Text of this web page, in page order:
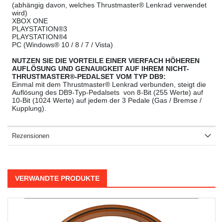
(abhängig davon, welches Thrustmaster® Lenkrad verwendet
wird)
XBOX ONE
PLAYSTATION®3
PLAYSTATION®4
PC (Windows® 10 / 8 / 7 / Vista)
NUTZEN SIE DIE VORTEILE EINER VIERFACH HÖHEREN
AUFLÖSUNG UND GENAUIGKEIT AUF IHREM NICHT-
THRUSTMASTER®-PEDALSET VOM TYP DB9:
Einmal mit dem Thrustmaster® Lenkrad verbunden, steigt die
Auflösung des DB9-Typ-Pedalsets von 8-Bit (255 Werte) auf
10-Bit (1024 Werte) auf jedem der 3 Pedale (Gas / Bremse /
Kupplung).
Rezensionen
VERWANDTE PRODUKTE